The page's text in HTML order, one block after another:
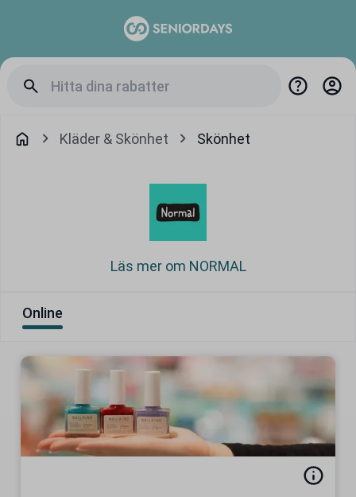
Kläder & Skönhet Skönhet
Läs mer om NORMAL
Online